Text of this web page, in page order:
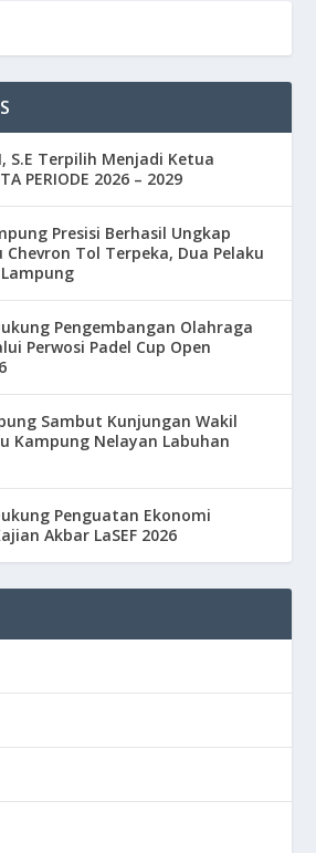
S.E Terpilih Menjadi Ketua
PERIODE 2026 – 2029
Presisi Berhasil Ungkap
Chevron Tol Terpeka, Dua Pelaku
Pengembangan Olahraga
Perwosi Padel Cup Open
Sambut Kunjungan Wakil
Kampung Nelayan Labuhan
Penguatan Ekonomi
Akbar LaSEF 2026